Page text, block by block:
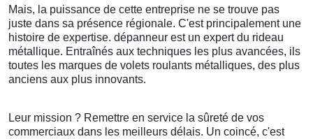
Mais, la puissance de cette entreprise ne se trouve pas
juste dans sa présence régionale. C'est principalement une
histoire de expertise. dépanneur est un expert du rideau
métallique. Entraînés aux techniques les plus avancées, ils
toutes les marques de volets roulants métalliques, des plus
anciens aux plus innovants.
Leur mission ? Remettre en service la sûreté de vos
commerciaux dans les meilleurs délais. Un coincé, c'est